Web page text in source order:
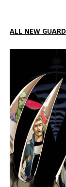
ALL NEW